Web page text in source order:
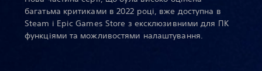
багатьма критиками в 2022 році, вже доступна в
Steam і Epic Games Store з ексклюзивними для ПК
функціями та можливостями налаштування.